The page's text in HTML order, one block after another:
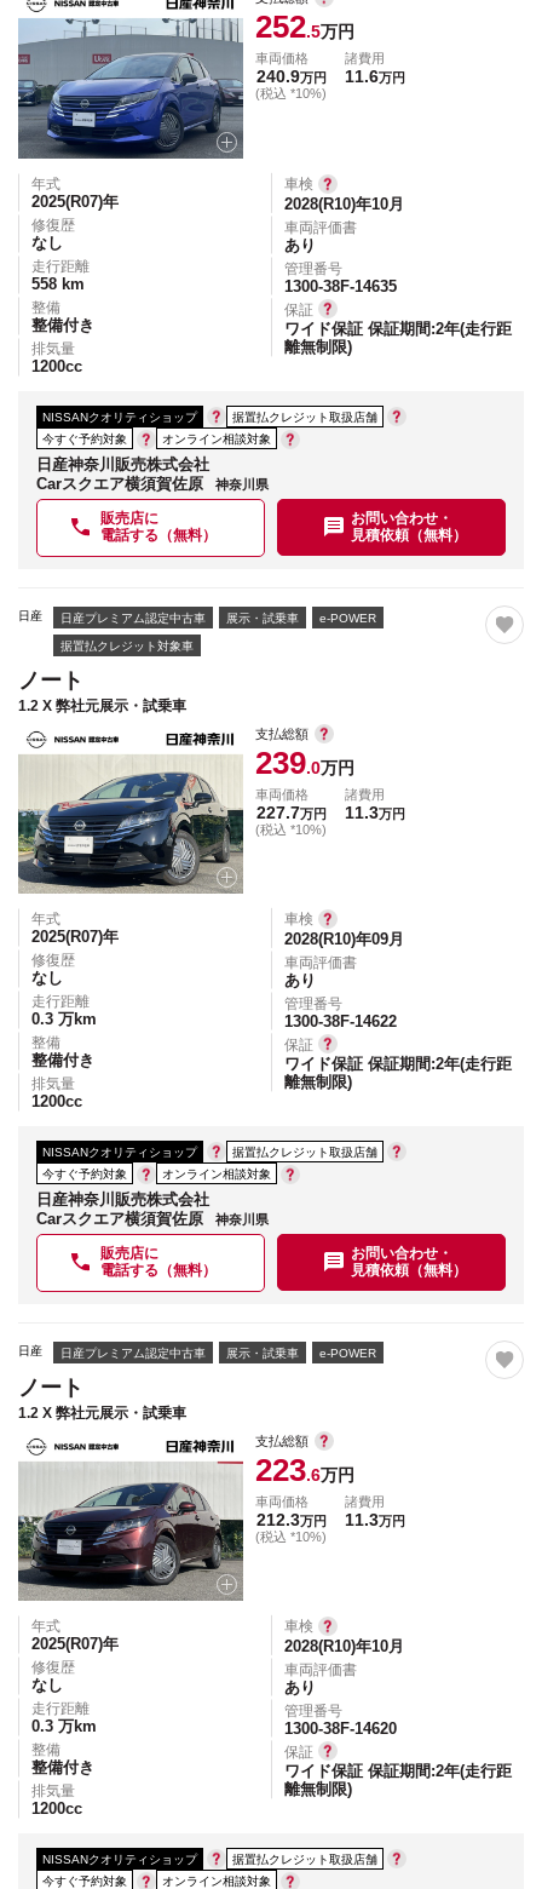
252.5万円
車両価格
240.9万円
(税込 *10%)
諸費用
11.6万円
年式
2025(R07)年
修復歴
なし
走行距離
558 km
整備
整備付き
排気量
1200cc
車検
2028(R10)年10月
車両評価書
あり
管理番号
1300-38F-14635
保証
ワイド保証 保証期間:2年(走行距
離無制限)
NISSANクオリティショップ
据置払クレジット取扱店舗
今すぐ予約対象
オンライン相談対象
日産神奈川販売株式会社
Carスクエア横須賀佐原
神奈川県
販売店に
電話する（無料）
お問い合わせ・
見積依頼（無料）
日産 日産プレミアム認定中古車 展示・試乗車 e-POWER
据置払クレジット対象車
ノート
1.2 X 弊社元展示・試乗車
支払総額
239.0万円
車両価格
227.7万円
(税込 *10%)
諸費用
11.3万円
年式
2025(R07)年
修復歴
なし
走行距離
0.3 万km
整備
整備付き
排気量
1200cc
車検
2028(R10)年09月
車両評価書
あり
管理番号
1300-38F-14622
保証
ワイド保証 保証期間:2年(走行距
離無制限)
NISSANクオリティショップ
据置払クレジット取扱店舗
今すぐ予約対象
オンライン相談対象
日産神奈川販売株式会社
Carスクエア横須賀佐原
神奈川県
販売店に
電話する（無料）
お問い合わせ・
見積依頼（無料）
日産 日産プレミアム認定中古車 展示・試乗車 e-POWER
ノート
1.2 X 弊社元展示・試乗車
支払総額
223.6万円
車両価格
212.3万円
(税込 *10%)
諸費用
11.3万円
年式
2025(R07)年
修復歴
なし
走行距離
0.3 万km
整備
整備付き
排気量
1200cc
車検
2028(R10)年10月
車両評価書
あり
管理番号
1300-38F-14620
保証
ワイド保証 保証期間:2年(走行距
離無制限)
NISSANクオリティショップ
据置払クレジット取扱店舗
今すぐ予約対象
オンライン相談対象